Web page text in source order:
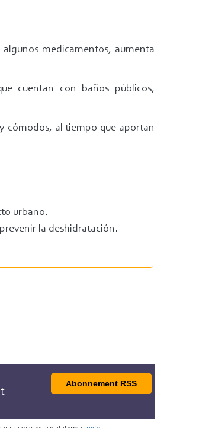
medicamentos, aumenta
cuentan con baños públicos,
cómodos, al tiempo que aportan
urbano.
la deshidratación.
Abonnement RSS